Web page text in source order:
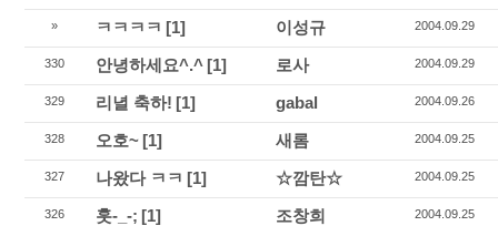
» ㅋㅋㅋㅋ [1] 이성규 2004.09.29
330 안녕하세요^.^ [1] 로사 2004.09.29
329 리녈 축하! [1] gabal 2004.09.26
328 오호~ [1] 새롬 2004.09.25
327 나왔다 ㅋㅋ [1] ☆깜탄☆ 2004.09.25
326 훗-_-; [1] 조창희 2004.09.25